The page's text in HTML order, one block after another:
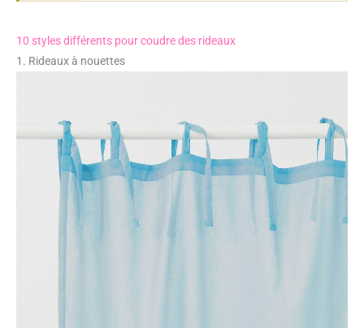
10 styles différents pour coudre des rideaux
1. Rideaux à nouettes